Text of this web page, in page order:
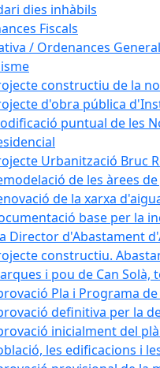
dies inhàbils
Fiscals
/ Ordenances
constructiu de la
d'obra pública
puntual de les
Urbanització Bruc
de les àrees
de la xarxa
base per la
Director d'Abastament
constructiu.
i pou de Can Solà,
Pla i Programa
definitiva per la
inicialment del
les edificacions i